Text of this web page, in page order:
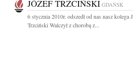
JÓZEF TRZCIŃSKI GDAŃSK
6 stycznia 2010r. odszedł od nas nasz kolega
Trzciński Walczył z chorobą z...